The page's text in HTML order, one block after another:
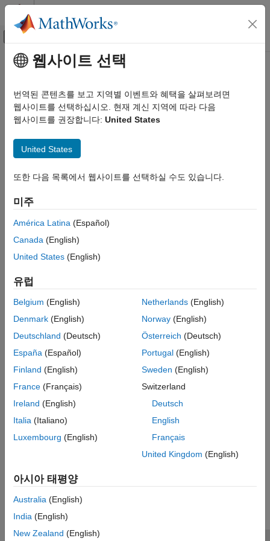
콘텐츠로 바로 가기
오프캔버스 탐색 메뉴 토글
문서 홈
SoC Blockset
System on Chip (SoC)
Seed Value
Description
Programmatic Use
Version History
See Also
주요 콘텐츠
Seed Value
Random number generator seed
Description
Random number generator seed for the simulation of task
Settings
default
Default value isdefault
Programmatic Use
Parameter:
Type:
default
Version History
Introduced in R2019a
See Also
Hardware Implementation Pane
웹사이트 선택
번역된 콘텐츠를 보고 지역별 이벤트와 혜택을 살펴보려면
웹사이트를 선택하십시오. 현재 계신 지역에 따라 다음
웹사이트를 권장합니다: United States
United States
또한 다음 목록에서 웹사이트를 선택하실 수도 있습니다.
미주
América Latina (Español)
Canada (English)
United States (English)
유럽
Belgium (English)
Denmark (English)
Deutschland (Deutsch)
España (Español)
Finland (English)
France (Français)
Ireland (English)
Italia (Italiano)
Luxembourg (English)
Netherlands(English)
Norway(English)
Österreich (Deutsch)
Portugal(English)
Sweden (English)
Switzerland
Deutsch
English
Français
United Kingdom (English)
아시아 태평양
Australia (English)
India (English)
New Zealand (English)